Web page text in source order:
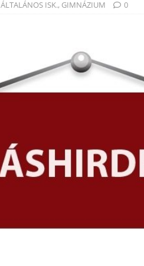
ÁLTALÁNOS ISK., GIMNÁZIUM 0